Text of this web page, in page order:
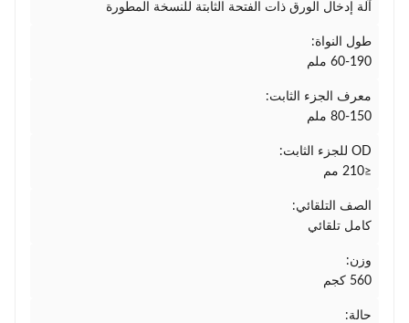
آلة إدخال الورق ذات الفتحة الثابتة للنسخة المطورة
طول النواة:
60-190 ملم
معرف الجزء الثابت:
80-150 ملم
OD للجزء الثابت:
≤210 مم
الصف التلقائي:
كامل تلقائي
وزن:
560 كجم
حالة: